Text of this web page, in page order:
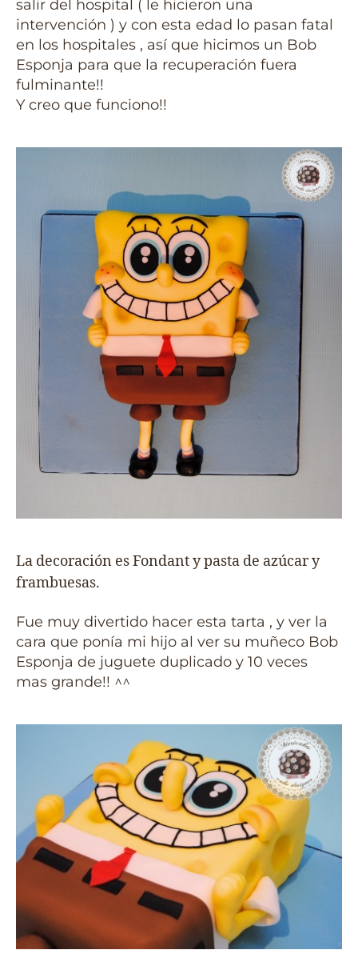
salir del hospital ( le hicieron una
intervención ) y con esta edad lo pasan fatal
en los hospitales , así que hicimos un Bob
Esponja para que la recuperación fuera
fulminante!!
Y creo que funciono!!
La decoración es Fondant y pasta de azúcar y
frambuesas.
Fue muy divertido hacer esta tarta , y ver la
cara que ponía mi hijo al ver su muñeco Bob
Esponja de juguete duplicado y 10 veces
mas grande!! ^^